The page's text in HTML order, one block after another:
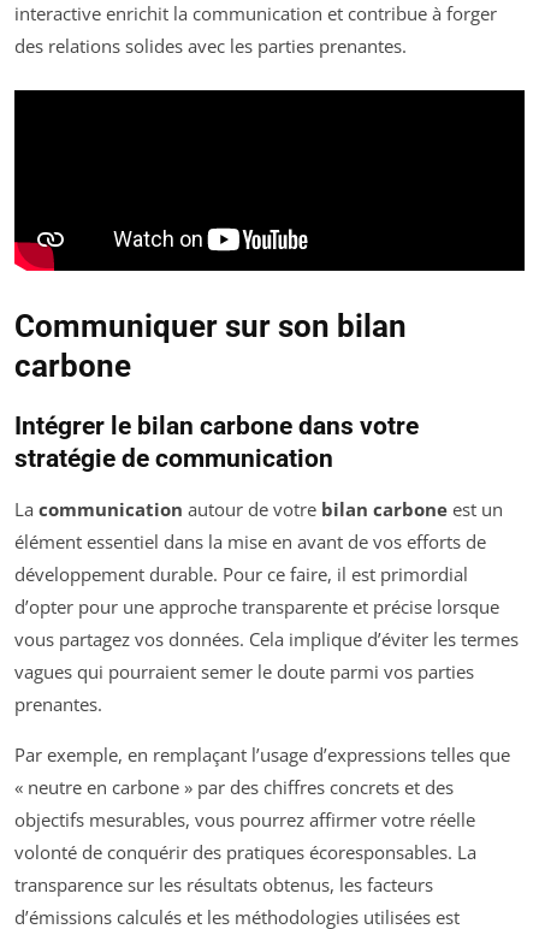
interactive enrichit la communication et contribue à forger
des relations solides avec les parties prenantes.
Communiquer sur son bilan
carbone
Intégrer le bilan carbone dans votre
stratégie de communication
La communication autour de votre bilan carbone est un
élément essentiel dans la mise en avant de vos efforts de
développement durable. Pour ce faire, il est primordial
d’opter pour une approche transparente et précise lorsque
vous partagez vos données. Cela implique d’éviter les termes
vagues qui pourraient semer le doute parmi vos parties
prenantes.
Par exemple, en remplaçant l’usage d’expressions telles que
« neutre en carbone » par des chiffres concrets et des
objectifs mesurables, vous pourrez affirmer votre réelle
volonté de conquérir des pratiques écoresponsables. La
transparence sur les résultats obtenus, les facteurs
d’émissions calculés et les méthodologies utilisées est